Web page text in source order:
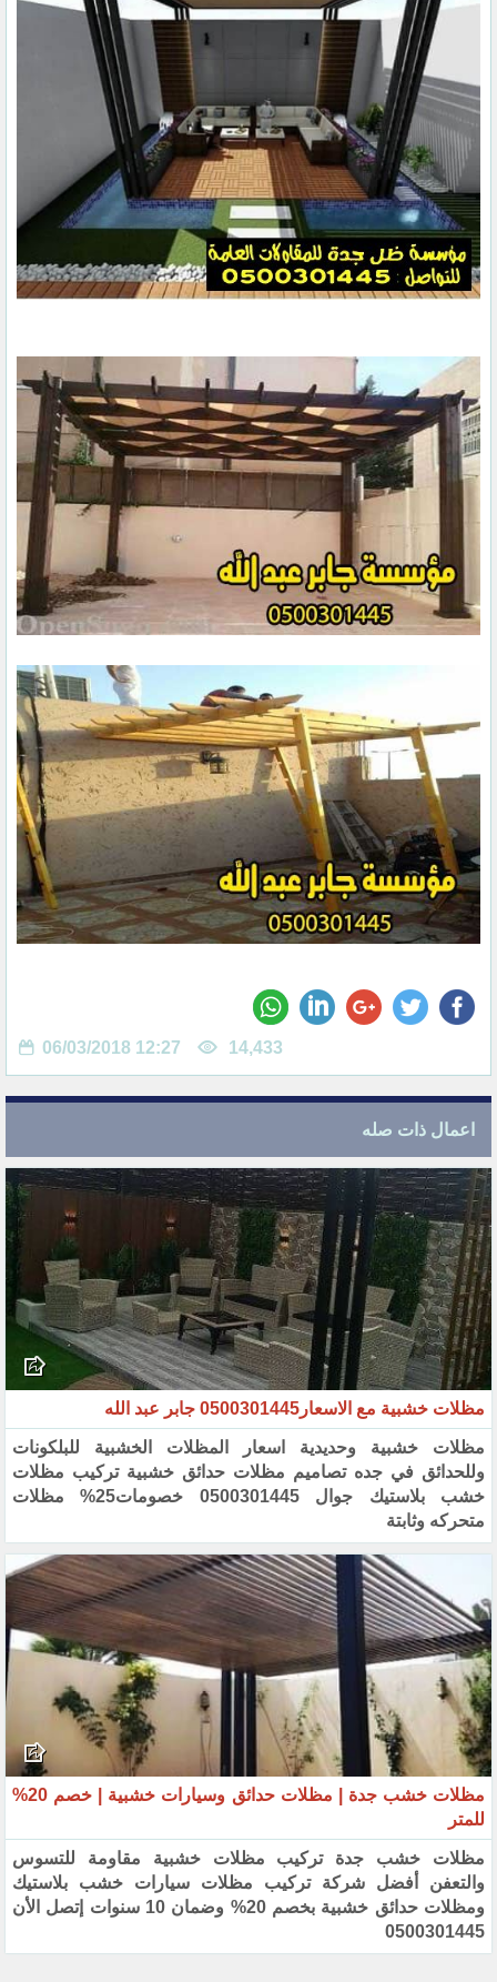
06/03/2018 12:27 14,433
اعمال ذات صله
مظلات خشبية مع الاسعار0500301445 جابر عبد الله
مظلات خشبية وحديدية اسعار المظلات الخشبية للبلكونات
وللحدائق في جده تصاميم مظلات حدائق خشبية تركيب مظلات
خشب بلاستيك جوال 0500301445 خصومات25% مظلات
متحركه وثابتة
مظلات خشب جدة | مظلات حدائق وسيارات خشبية | خصم 20%
للمتر‏
مظلات خشب جدة تركيب مظلات خشبية مقاومة للتسوس
والتعفن أفضل شركة تركيب مظلات سيارات خشب بلاستيك
‏ومظلات حدائق خشبية بخصم 20% ‏وضمان 10 سنوات إتصل الأن
0500301445‏